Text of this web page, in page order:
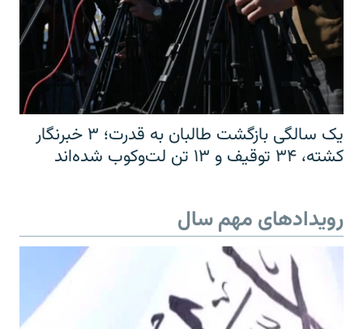
یک سالگی بازگشت طالبان به قدرت؛ ۳ خبرنگار
کشته، ۳۴ توقیف و ۱۳ تن لت‌وکوب شده‌اند
رویدادهای مهم سال